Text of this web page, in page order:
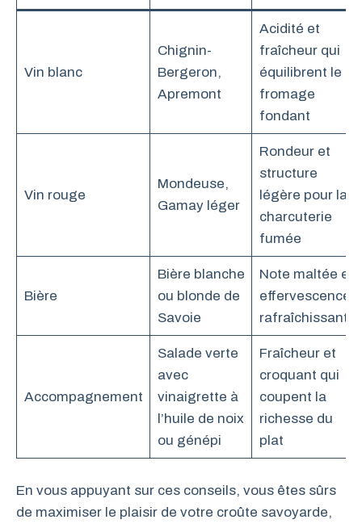
Vin blanc
Chignin-
Bergeron,
Apremont
Acidité et
fraîcheur qui
équilibrent le
fromage
fondant
Vin rouge
Mondeuse,
Gamay léger
Rondeur et
structure
légère pour la
charcuterie
fumée
Bière
Bière blanche
ou blonde de
Savoie
Note maltée et
effervescence
rafraîchissante
Accompagnement
Salade verte
avec
vinaigrette à
l’huile de noix
ou génépi
Fraîcheur et
croquant qui
coupent la
richesse du
plat
En vous appuyant sur ces conseils, vous êtes sûrs
de maximiser le plaisir de votre croûte savoyarde,